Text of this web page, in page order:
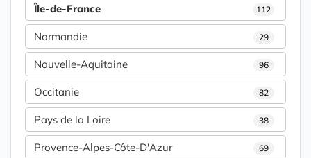
Île-de-France 112
Normandie 29
Nouvelle-Aquitaine 96
Occitanie 82
Pays de la Loire 38
Provence-Alpes-Côte-D'Azur 69